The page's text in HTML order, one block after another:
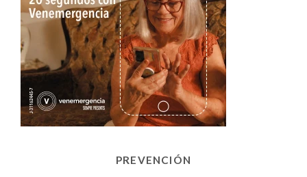
PREVENCIÓN